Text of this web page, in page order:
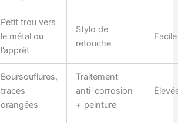
Petit trou vers
le métal ou
l’apprêt
Stylo de
retouche
Facile
Boursouflures,
traces
orangées
Traitement
anti-corrosion
+ peinture